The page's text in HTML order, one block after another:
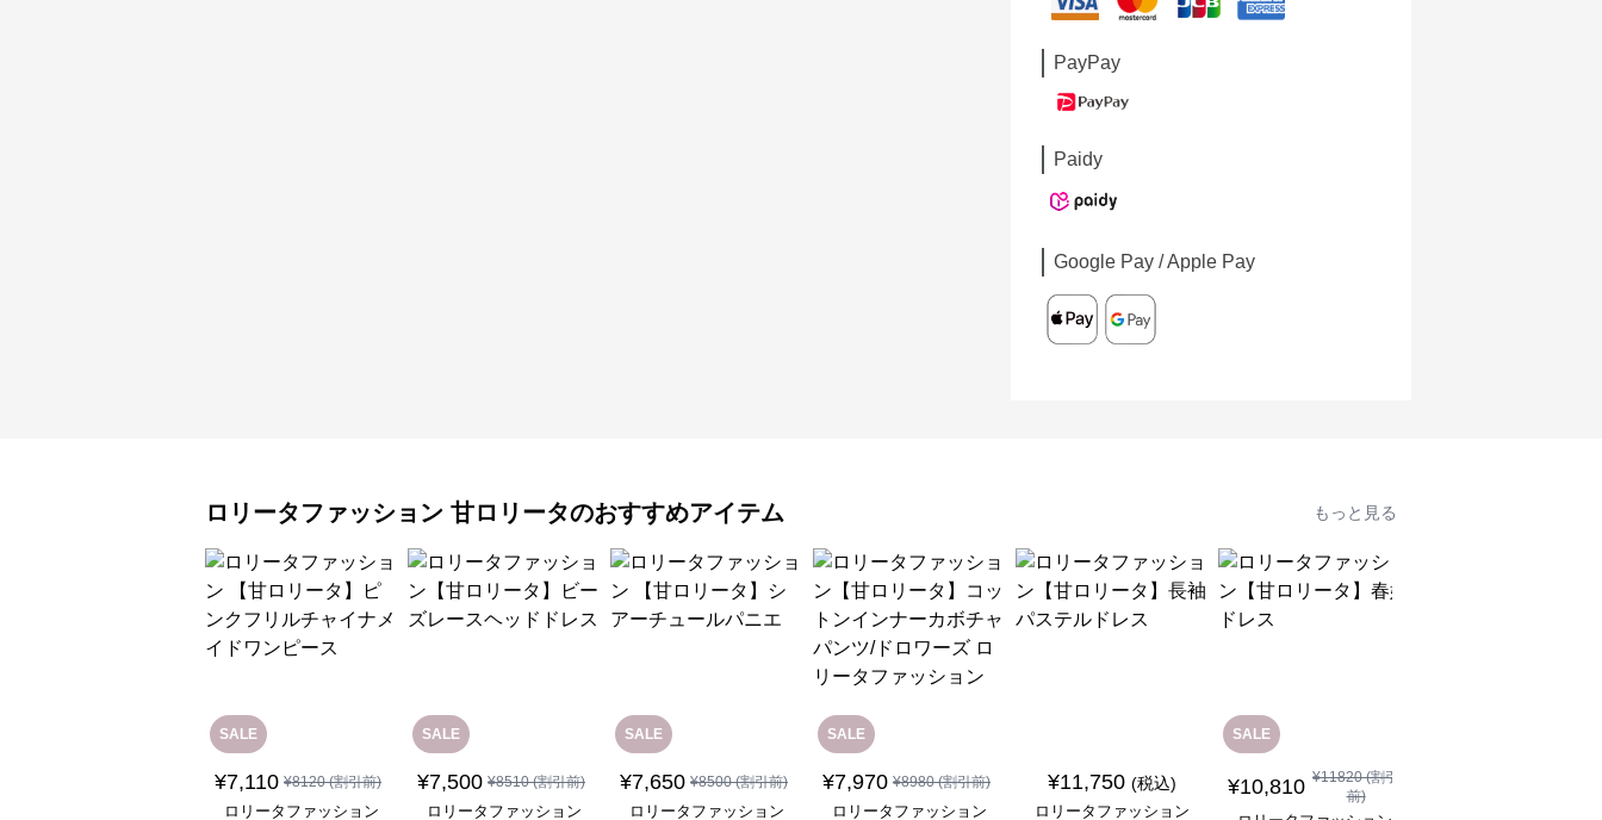
PayPay
Paidy
Google Pay / Apple Pay
ロリータファッション 甘ロリータのおすすめアイテム もっと見る
SALE
¥7,110 ¥8120(割引前)
ロリータファッション
SALE
¥7,500 ¥8510(割引前)
ロリータファッション
SALE
¥7,650 ¥8500(割引前)
ロリータファッション
SALE
¥7,970 ¥8980(割引前)
ロリータファッション
¥11,750 (税込)
ロリータファッション
SALE
¥10,810 ¥11820(割引
前)